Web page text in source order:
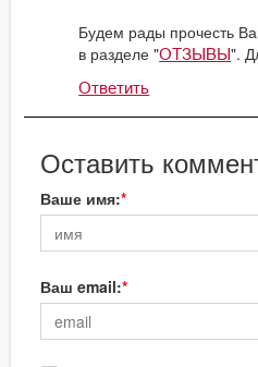
Будем рады прочесть
в разделе "ОТЗЫВЫ".
Ответить
Оставить
Ваше имя:
Ваш email: